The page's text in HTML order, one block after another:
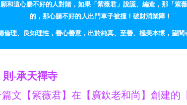
和這心腸不好的人對賭，如果「紫薇君」說謊、編造，那「紫
的，那心腸不好的人出門車子被撞！破財消業障！
倫理、良知理性，善心善意，出於純真、至善、極美本懷，望閱
則-承天禪寺
文【紫薇君】在【廣欽老和尚】創建的